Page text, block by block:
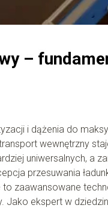
–
i dążenia do
wewnętrzny
uniwersalnych, a
przesuwania
zaawansowane
ekspert w